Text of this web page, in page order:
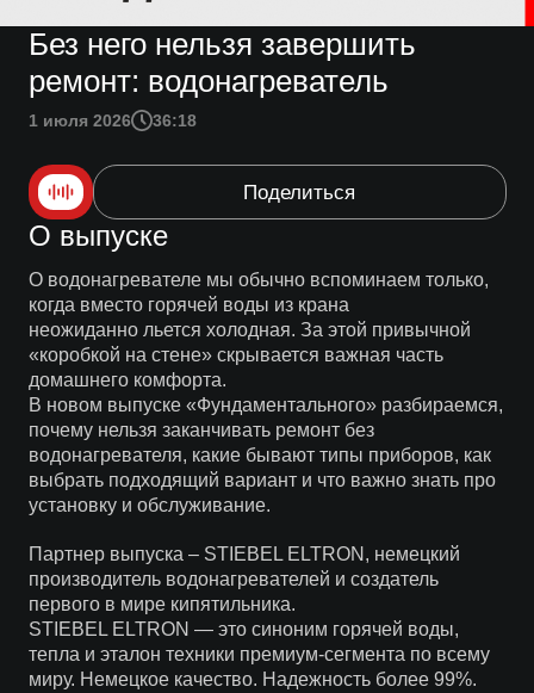
Без него нельзя завершить
ремонт: водонагреватель
1 июля 2026 36:18
Поделиться
О выпуске
О водонагревателе мы обычно вспоминаем только,
когда вместо горячей воды из крана
неожиданно льется холодная. За этой привычной
«коробкой на стене» скрывается важная часть
домашнего комфорта.
В новом выпуске «Фундаментального» разбираемся,
почему нельзя заканчивать ремонт без
водонагревателя, какие бывают типы приборов, как
выбрать подходящий вариант и что важно знать про
установку и обслуживание.
Партнер выпуска – STIEBEL ELTRON, немецкий
производитель водонагревателей и создатель
первого в мире кипятильника.
STIEBEL ELTRON — это синоним горячей воды,
тепла и эталон техники премиум-сегмента по всему
миру. Немецкое качество. Надежность более 99%.